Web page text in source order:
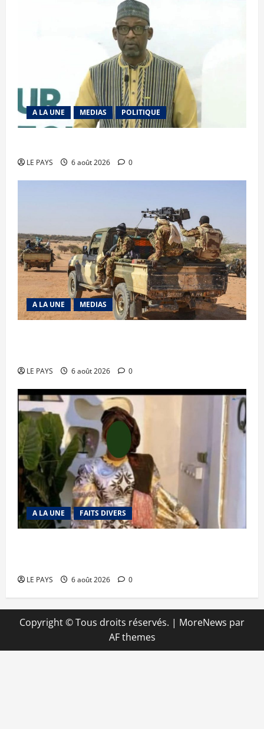
A LA UNE MEDIAS POLITIQUE
LE PAYS 6 août 2026 0
A LA UNE MEDIAS
LE PAYS 6 août 2026 0
A LA UNE FAITS DIVERS
LE PAYS 6 août 2026 0
Copyright © Tous droits réservés. | MoreNews par
AF themes